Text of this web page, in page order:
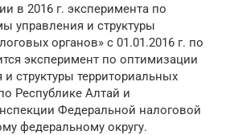
в 2016 г. эксперимента по
управления и структуры
органов» с 01.01.2016 г. по
эксперимент по оптимизации
структуры территориальных
Республике Алтай и
Федеральной налоговой
федеральному округу.